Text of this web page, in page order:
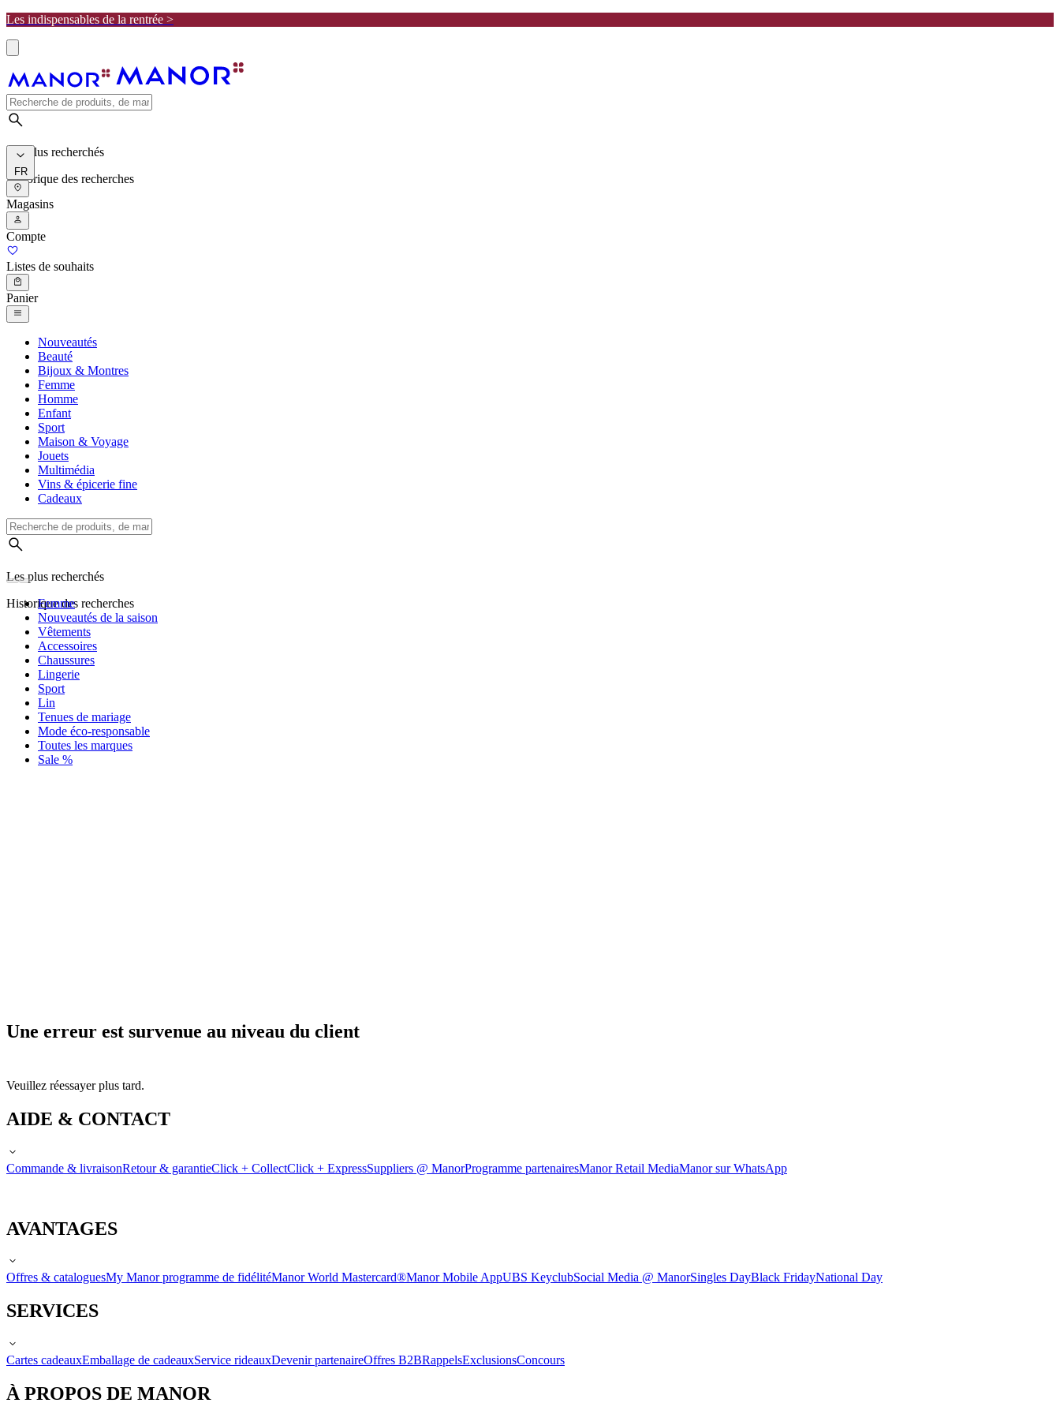
Les indispensables de la rentrée >
Les plus recherchés
Historique des recherches
FR
Magasins
Compte
Listes de souhaits
Panier
Nouveautés
Beauté
Bijoux & Montres
Femme
Homme
Enfant
Sport
Maison & Voyage
Jouets
Multimédia
Vins & épicerie fine
Cadeaux
Les plus recherchés
Historique des recherches
Femme
Nouveautés de la saison
Vêtements
Accessoires
Chaussures
Lingerie
Sport
Lin
Tenues de mariage
Mode éco-responsable
Toutes les marques
Sale %
Une erreur est survenue au niveau du client
Veuillez réessayer plus tard.
AIDE & CONTACT
Commande & livraisonRetour & garantieClick + CollectClick + ExpressSuppliers @ ManorProgramme partenairesManor Retail MediaManor sur WhatsApp
AVANTAGES
Offres & cataloguesMy Manor programme de fidélitéManor World Mastercard®Manor Mobile AppUBS KeyclubSocial Media @ ManorSingles DayBlack FridayNational Day
SERVICES
Cartes cadeauxEmballage de cadeauxService rideauxDevenir partenaireOffres B2BRappelsExclusionsConcours
À PROPOS DE MANOR